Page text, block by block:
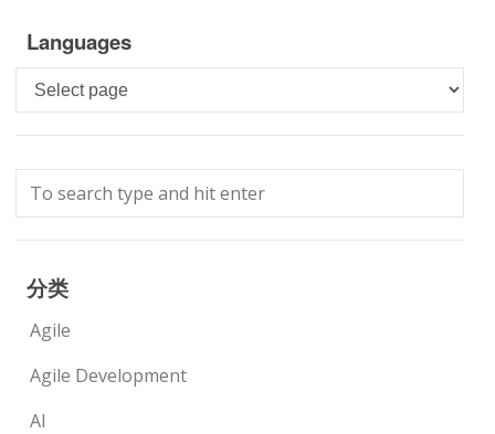
Languages
Languages
分类
Agile
Agile Development
AI